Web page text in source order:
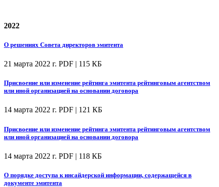
2022
О решениях Совета директоров эмитента
21 марта 2022 г. PDF | 115 КБ
Присвоение или изменение рейтинга эмитента рейтинговым агентством
или иной организацией на основании договора
14 марта 2022 г. PDF | 121 КБ
Присвоение или изменение рейтинга эмитента рейтинговым агентством
или иной организацией на основании договора
14 марта 2022 г. PDF | 118 КБ
О порядке доступа к инсайдерской информации, содержащейся в
документе эмитента